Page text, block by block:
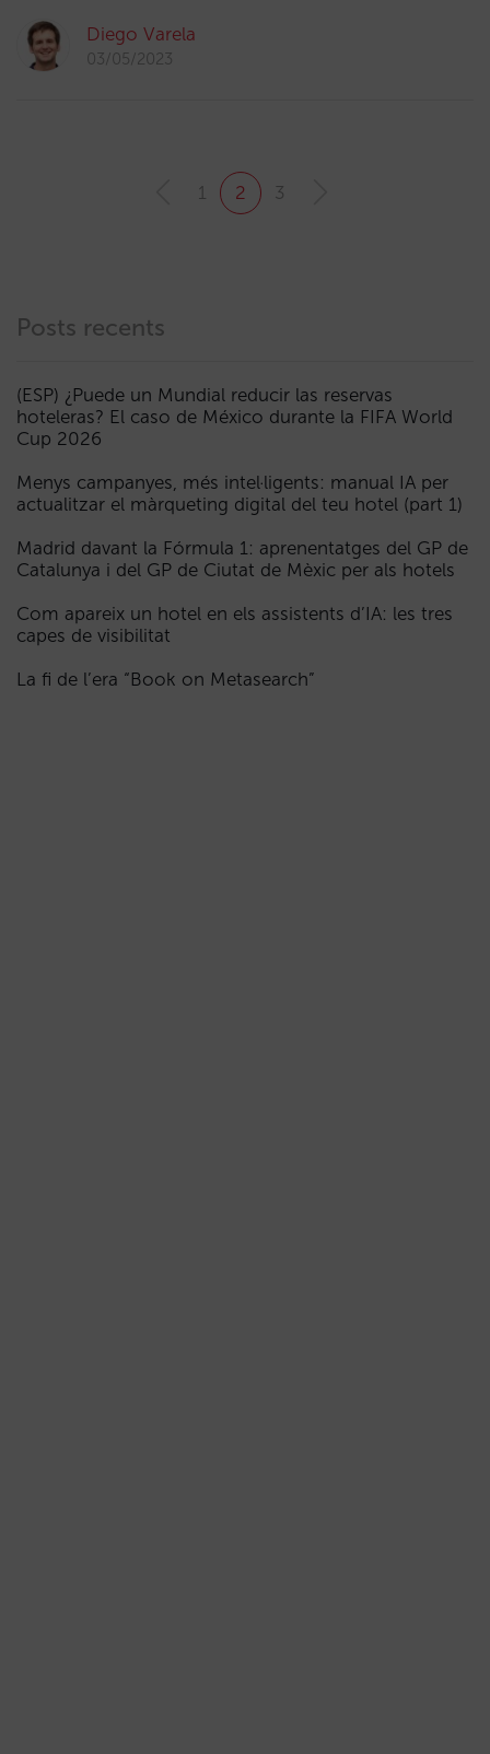
Diego Varela
03/05/2023
1 2 3
Posts recents
(ESP) ¿Puede un Mundial reducir las reservas
hoteleras? El caso de México durante la FIFA World
Cup 2026
Menys campanyes, més intel·ligents: manual IA per
actualitzar el màrqueting digital del teu hotel (part 1)
Madrid davant la Fórmula 1: aprenentatges del GP de
Catalunya i del GP de Ciutat de Mèxic per als hotels
Com apareix un hotel en els assistents d’IA: les tres
capes de visibilitat
La fi de l’era “Book on Metasearch”